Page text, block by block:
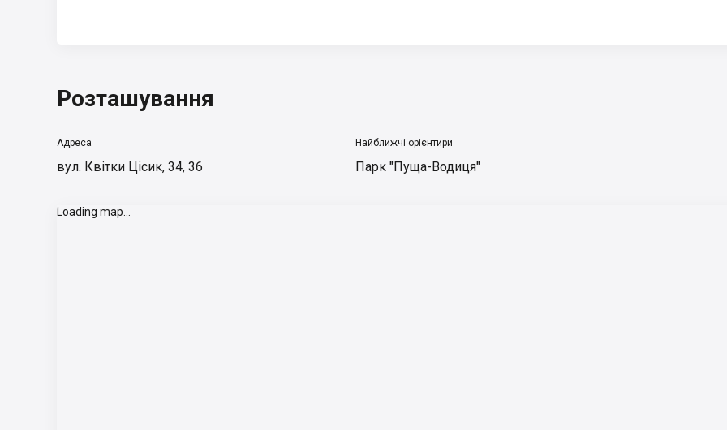
Розташування
Адреса
вул. Квітки Цісик, 34, 36
Найближчі орієнтири
Парк "Пуща-Водиця"
Loading map...